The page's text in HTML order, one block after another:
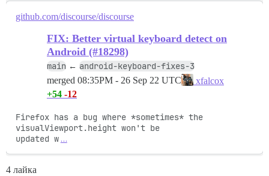
github.com/discourse/discourse
FIX: Better virtual keyboard detect on
Android (#18298)
main ← android-keyboard-fixes-3
merged 08:35PM - 26 Sep 22 UTC
xfalcox
+54 -12
Firefox has a bug where *sometimes* the
visualViewport.height won't be
updated w …
4 лайка